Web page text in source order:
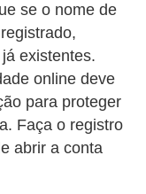
se o nome de
existentes.
online deve
para proteger
Faça o registro
abrir a conta